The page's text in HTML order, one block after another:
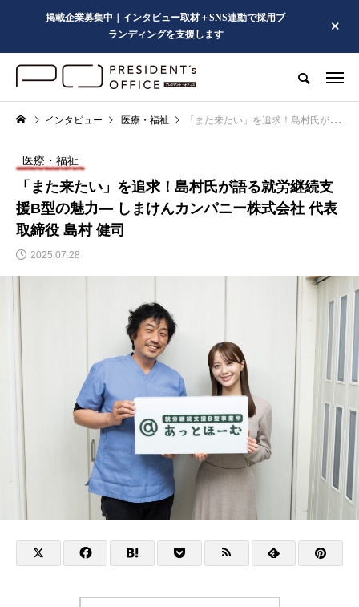
掲載企業募集中｜インタビュー取材＋SNS連動で採用ブ
ランディングを支援します
インタビュー 医療・福祉 「また来たい」を追求！島村氏が語る就労継続支援B型の魅力― しまけんカンパニー株式会社 代表取締役 島村 健司
医療・福祉
「また来たい」を追求！島村氏が語る就労継続支
援B型の魅力― しまけんカンパニー株式会社 代表
取締役 島村 健司
2025.07.28